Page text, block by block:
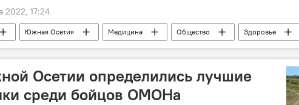
2022, 17:24
Южная Осетия Медицина Общество Здоровье
Осетии определились лучшие
среди бойцов ОМОНа